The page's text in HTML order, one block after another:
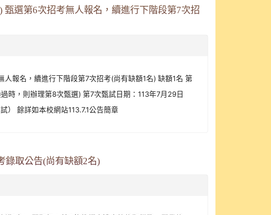
選第6次招考無人報名，續進行下階段第7次招
報名，續進行下階段第7次招考(尚有缺額1名) 缺額1名 第
時，則辦理第8次甄選) 第7次甄試日期：113年7月29日
） 餘詳如本校網站113.7.1公告簡章
錄取公告(尚有缺額2名)